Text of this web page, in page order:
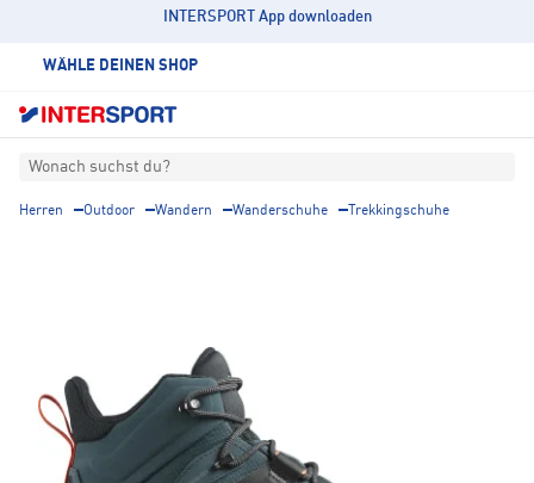
INTERSPORT App downloaden
WÄHLE DEINEN SHOP
Wonach suchst du?
Herren Outdoor Wandern Wanderschuhe Trekkingschuhe